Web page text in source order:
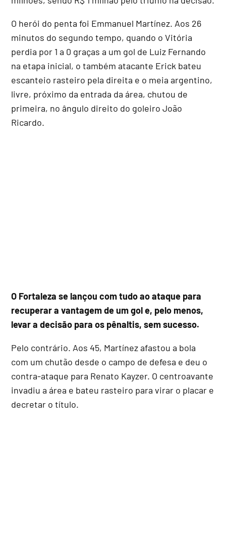
O herói do penta foi Emmanuel Martínez. Aos 26
minutos do segundo tempo, quando o Vitória
perdia por 1 a 0 graças a um gol de Luiz Fernando
na etapa inicial, o também atacante Erick bateu
escanteio rasteiro pela direita e o meia argentino,
livre, próximo da entrada da área, chutou de
primeira, no ângulo direito do goleiro João
Ricardo.
O Fortaleza se lançou com tudo ao ataque para
recuperar a vantagem de um gol e, pelo menos,
levar a decisão para os pênaltis, sem sucesso.
Pelo contrário. Aos 45, Martínez afastou a bola
com um chutão desde o campo de defesa e deu o
contra-ataque para Renato Kayzer. O centroavante
invadiu a área e bateu rasteiro para virar o placar e
decretar o título.